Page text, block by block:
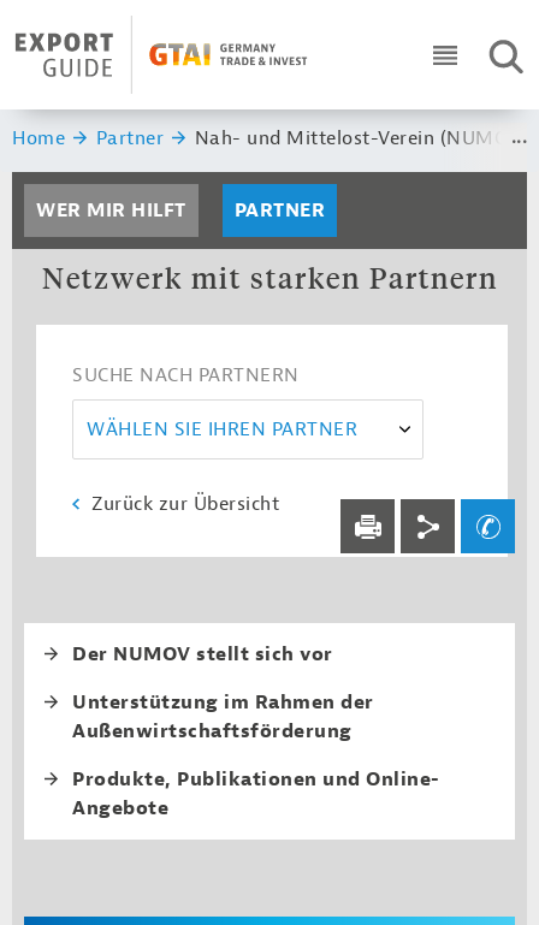
Header Logo
ICON
Sie sind hier:
Home Partner Nah- und Mittelost-Verein (NUMOV)
WER MIR HILFT PARTNER
Netzwerk mit starken Partnern
SUCHE NACH PARTNERN
WÄHLEN SIE IHREN PARTNER
Zurück zur Übersicht
Der NUMOV stellt sich vor
Unterstützung im Rahmen der
Außenwirtschaftsförderung
Produkte, Publikationen und Online-
Angebote
Service navi
DRUCKEN
Social navi
Ihre Frage an